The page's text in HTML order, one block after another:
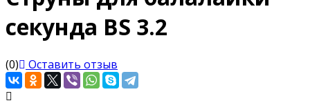
секунда BS 3.2
(0) Оставить отзыв